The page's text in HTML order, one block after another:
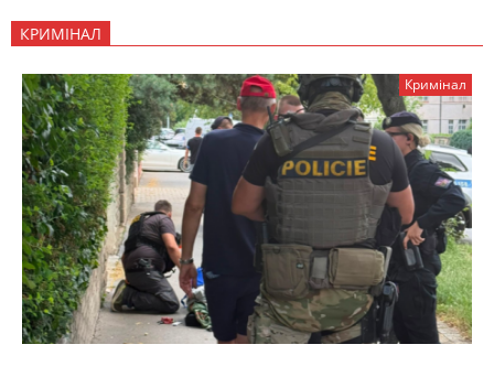
КРИМІНАЛ
Кримінал